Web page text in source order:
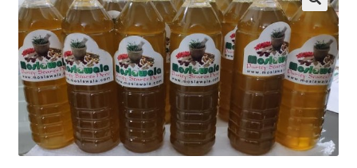
Discount Products
My Account
Privacy Policy
Recipe